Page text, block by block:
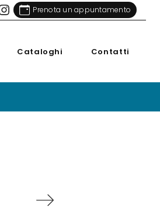
Prenota un appuntamento
Cataloghi Contatti